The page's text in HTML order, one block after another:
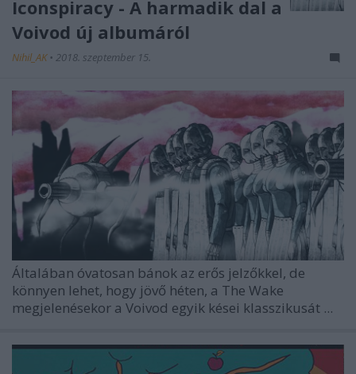
Iconspiracy - A harmadik dal a
Voivod új albumáról
Nihil_AK • 2018. szeptember 15.
Általában óvatosan bánok az erős jelzőkkel, de
könnyen lehet, hogy jövő héten, a The Wake
megjelenésekor a Voivod egyik kései klasszikusát ...